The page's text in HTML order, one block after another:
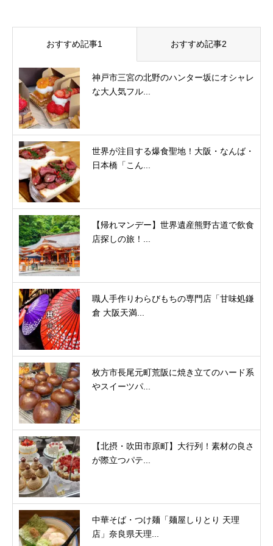
おすすめ記事1 おすすめ記事2
神戸市三宮の北野のハンター坂にオシャレ
な大人気フル...
世界が注目する爆食聖地！大阪・なんば・
日本橋「こん...
【帰れマンデー】世界遺産熊野古道で飲食
店探しの旅！...
職人手作りわらびもちの専門店「甘味処鎌
倉 大阪天満...
枚方市長尾元町荒阪に焼き立てのハード系
やスイーツパ...
【北摂・吹田市原町】大行列！素材の良さ
が際立つパテ...
中華そば・つけ麺「麺屋しりとり 天理
店」奈良県天理...